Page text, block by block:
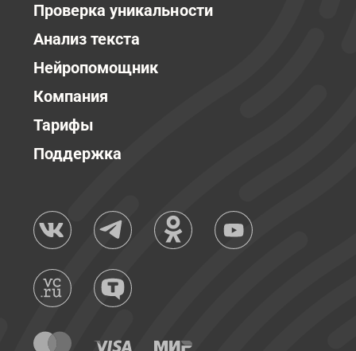
Проверка уникальности
Анализ текста
Нейропомощник
Компания
Тарифы
Поддержка